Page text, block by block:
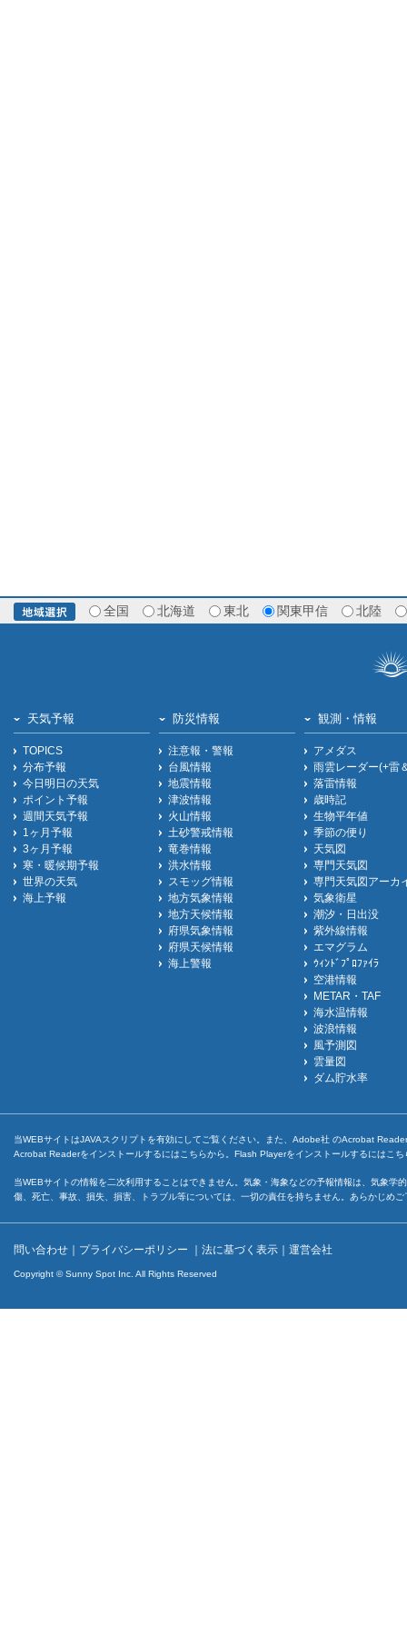
全国 北海道 東北 関東甲信 北陸
天気予報
TOPICS
分布予報
今日明日の天気
ポイント予報
週間天気予報
1ヶ月予報
3ヶ月予報
寒・暖候期予報
世界の天気
海上予報
防災情報
注意報・警報
台風情報
地震情報
津波情報
火山情報
土砂警戒情報
竜巻情報
洪水情報
スモッグ情報
地方気象情報
地方天候情報
府県気象情報
府県天候情報
海上警報
観測・情報
アメダス
雨雲レーダー(+雷
落雷情報
歳時記
生物平年値
季節の便り
天気図
専門天気図
専門天気図アーカ
気象衛星
潮汐・日出没
紫外線情報
エマグラム
ｳｨﾝﾄﾞﾌﾟﾛﾌｧｲﾗ
空港情報
METAR・TAF
海水温情報
波浪情報
風予測図
雲量図
ダム貯水率
当WEBサイトはJAVAスクリプトを有効にしてご覧ください。また、Adobe社 のAcrobat
Acrobat Readerをインストールするには こちらから。Flash Playerをインストールするには こち
当WEBサイトの情報を二次利用することはできません。気象・海象などの予報情報は、気象
傷、死亡、事故、損失、損害、トラブル等については、一切の責任を持ちません。あらかじめ
問い合わせ ｜ プライバシーポリシー ｜ 法に基づく表示 ｜ 運営会社
Copyright © Sunny Spot Inc. All Rights Reserved